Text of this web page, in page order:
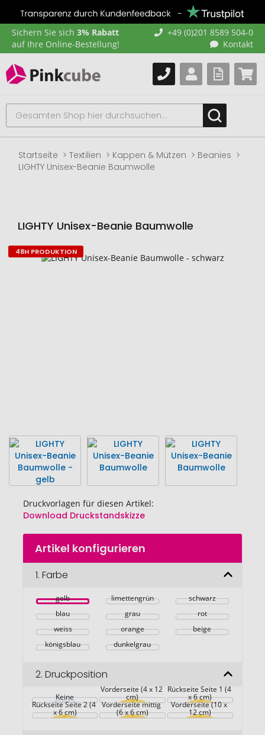
Sichern Sie sich 3% Rabatt
auf Ihre Online-Bestellung!
+49 (0)201 8589 504-0
Kontakt
Startseite Textilien Kappen & Mützen
Beanies
LIGHTY Unisex-Beanie Baumwolle
LIGHTY Unisex-Beanie Baumwolle
Zum
Druckvorlagen für diesen Artikel:
Download Druckstandskizze
Zum
Anfang
Bildgalerie
48H PRODUKTION
Artikel konfigurieren
1. Farbe
gelb limettengrün
schwarz
blau
grau
rot
weiss
orange
beige
königsblau
dunkelgrau
2. Druckposition
Keine
Vorderseite (4 x 12
cm)
Rückseite Seite 1 (4
x 6 cm)
Rückseite Seite 2 (4
x 6 cm)
Vorderseite mittig
(6 x 6 cm)
Vorderseite (10 x
12 cm)